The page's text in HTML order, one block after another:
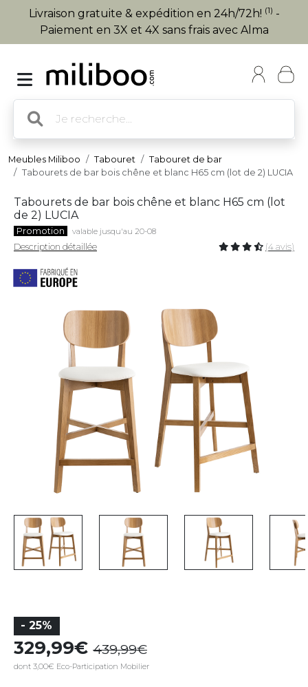
Livraison gratuite & expédition en 24h/72h! (1) -
Paiement en 3X et 4X sans frais avec Alma
Meubles Miliboo Tabouret
Tabouret de bar
Tabourets de bar bois chêne et blanc H65 cm (lot de 2) LUCIA
Tabourets de bar bois chêne et blanc H65 cm (lot
de 2) LUCIA
Promotion valable jusqu'au 20-08
Description détaillée (4 avis)
- 25%
329,99 439,99
dont 3,00€ Eco-Participation Mobilier